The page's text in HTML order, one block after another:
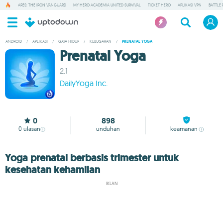
ARES: THE IRON VANGUARD MY HERO ACADEMIA UNITED SURVIVAL TICKET HERO APLIKASI VPN BATTLE
ANDROID / APLIKASI / GAYA HIDUP / KEBUGARAN / PRENATAL YOGA
Prenatal Yoga
2.1
DailyYoga Inc.
0
0 ulasan
898
unduhan keamanan
Yoga prenatal berbasis trimester untuk
kesehatan kehamilan
IKLAN